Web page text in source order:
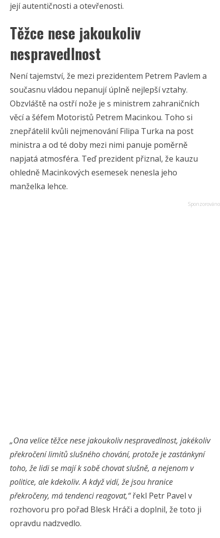
její autentičnosti a otevřenosti.
Těžce nese jakoukoliv
nespravedlnost
Není tajemství, že mezi prezidentem Petrem Pavlem a
současnu vládou nepanují úplně nejlepší vztahy.
Obzvláště na ostří nože je s ministrem zahraničních
věcí a šéfem Motoristů Petrem Macinkou. Toho si
znepřátelil kvůli nejmenování Filipa Turka na post
ministra a od té doby mezi nimi panuje poměrně
napjatá atmosféra. Teď prezident přiznal, že kauzu
ohledně Macinkových esemesek nenesla jeho
manželka lehce.
„Ona velice těžce nese jakoukoliv nespravedlnost, jakékoliv
překročení limitů slušného chování, protože je zastánkyní
toho, že lidi se mají k sobě chovat slušně, a nejenom v
politice, ale kdekoliv. A když vidí, že jsou hranice
překročeny, má tendenci reagovat,“řekl Petr Pavel v
rozhovoru pro pořad Blesk Hráči a doplnil, že toto ji
opravdu nadzvedlo.